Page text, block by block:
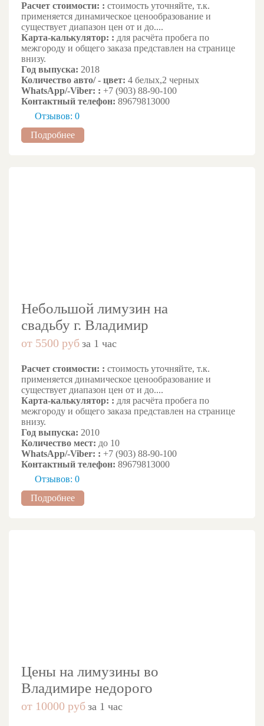
Расчет стоимости: : стоимость уточняйте, т.к.
применяется динамическое ценообразование и
существует диапазон цен от и до....
Карта-калькулятор: : для расчёта пробега по
межгороду и общего заказа представлен на странице
внизу.
Год выпуска: 2018
Количество авто/ - цвет: 4 белых,2 черных
WhatsApp/-Viber: : +7 (903) 88-90-100
Контактный телефон: 89679813000
Отзывов: 0
Подробнее
Небольшой лимузин на
свадьбу г. Владимир
от 5500 руб за 1 час
Расчет стоимости: : стоимость уточняйте, т.к.
применяется динамическое ценообразование и
существует диапазон цен от и до....
Карта-калькулятор: : для расчёта пробега по
межгороду и общего заказа представлен на странице
внизу.
Год выпуска: 2010
Количество мест: до 10
WhatsApp/-Viber: : +7 (903) 88-90-100
Контактный телефон: 89679813000
Отзывов: 0
Подробнее
Цены на лимузины во
Владимире недорого
от 10000 руб за 1 час